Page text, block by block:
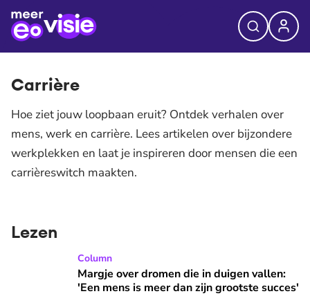
Carrière
Hoe ziet jouw loopbaan eruit? Ontdek verhalen over
mens, werk en carrière. Lees artikelen over bijzondere
werkplekken en laat je inspireren door mensen die een
carrièreswitch maakten.
Lezen
Margje over dromen die in duigen vallen: 'Een mens is
Column
Margje over dromen die in duigen vallen:
'Een mens is meer dan zijn grootste succes'